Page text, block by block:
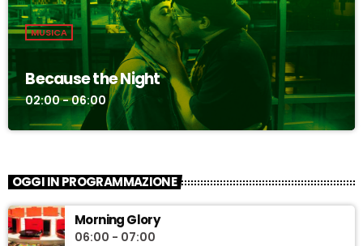
MUSICA
Because the Night
02:00 - 06:00
OGGI IN PROGRAMMAZIONE
Morning Glory
06:00 - 07:00